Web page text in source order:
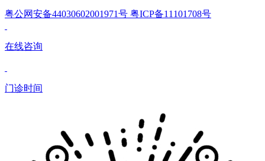
粤公网安备44030602001971号 粤ICP备11101708号
在线咨询
门诊时间